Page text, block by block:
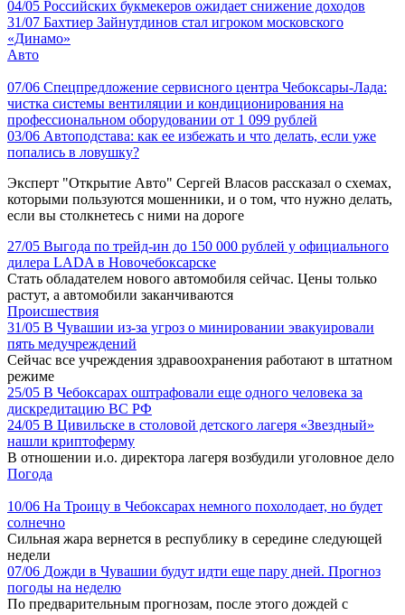
04/05 Российских букмекеров ожидает снижение доходов
31/07 Бахтиер Зайнутдинов стал игроком московского
«Динамо»
Авто
07/06 Спецпредложение сервисного центра Чебоксары-Лада:
чистка системы вентиляции и кондиционирования на
профессиональном оборудовании от 1 099 рублей
03/06 Автоподстава: как ее избежать и что делать, если уже
попались в ловушку?
Эксперт "Открытие Авто" Сергей Власов рассказал о схемах,
которыми пользуются мошенники, и о том, что нужно делать,
если вы столкнетесь с ними на дороге
27/05 Выгода по трейд-ин до 150 000 рублей у официального
дилера LADA в Новочебоксарске
Стать обладателем нового автомобиля сейчас. Цены только
растут, а автомобили заканчиваются
Происшествия
31/05 В Чувашии из-за угроз о минировании эвакуировали
пять медучреждений
Сейчас все учреждения здравоохранения работают в штатном
режиме
25/05 В Чебоксарах оштрафовали еще одного человека за
дискредитацию ВС РФ
24/05 В Цивильске в столовой детского лагеря «Звездный»
нашли криптоферму
В отношении и.о. директора лагеря возбудили уголовное дело
Погода
10/06 На Троицу в Чебоксарах немного похолодает, но будет
солнечно
Сильная жара вернется в республику в середине следующей
недели
07/06 Дожди в Чувашии будут идти еще пару дней. Прогноз
погоды на неделю
По предварительным прогнозам, после этого дождей с